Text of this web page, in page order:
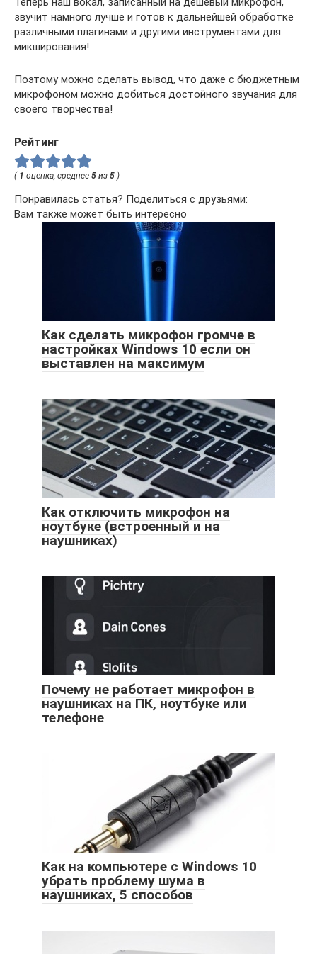
звучит намного лучше и готов к дальнейшей обработке
различными плагинами и другими инструментами для
микширования!
Поэтому можно сделать вывод, что даже с бюджетным
микрофоном можно добиться достойного звучания для
своего творчества!
Рейтинг
( 1 оценка, среднее 5 из 5 )
Понравилась статья? Поделиться с друзьями:
Вам также может быть интересно
Как сделать микрофон громче в
настройках Windows 10 если он
выставлен на максимум
Как отключить микрофон на
ноутбуке (встроенный и на
наушниках)
Почему не работает микрофон в
наушниках на ПК, ноутбуке или
телефоне
Как на компьютере с Windows 10
убрать проблему шума в
наушниках, 5 способов